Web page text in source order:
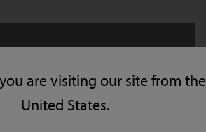
are visiting our site from the
United States.
System Fiche